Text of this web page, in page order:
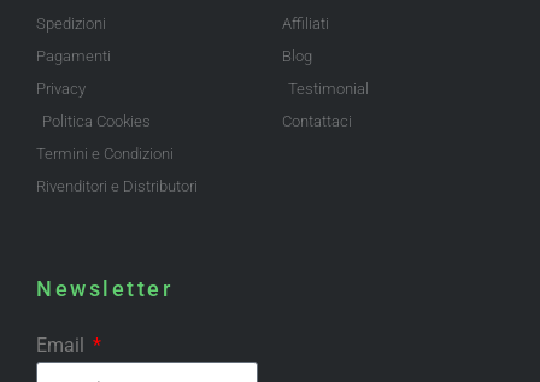
Spedizioni
Pagamenti
Privacy
Politica Cookies
Termini e Condizioni
Rivenditori e Distributori
Affiliati
Blog
Testimonial
Contattaci
Newsletter
Email